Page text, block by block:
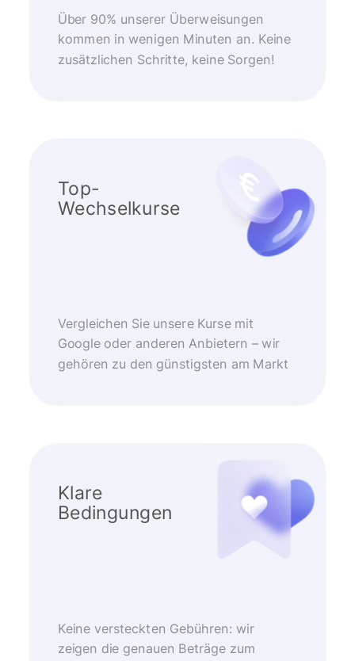
Über 90% unserer Überweisungen
kommen in wenigen Minuten an. Keine
zusätzlichen Schritte, keine Sorgen!
Top-
Wechselkurse
Vergleichen Sie unsere Kurse mit
Google oder anderen Anbietern – wir
gehören zu den günstigsten am Markt
Klare
Bedingungen
Keine versteckten Gebühren: wir
zeigen die genauen Beträge zum